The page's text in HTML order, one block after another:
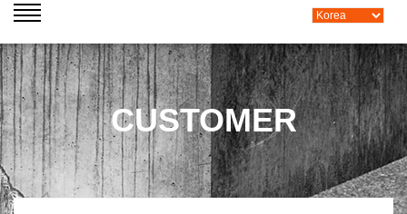
CUSTOMER